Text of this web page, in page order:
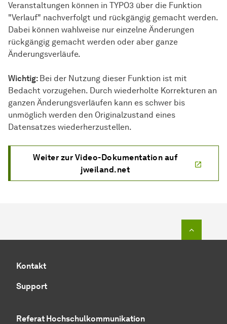
Veranstaltungen können in TYPO3 über die Funktion
"Verlauf" nachverfolgt und rückgängig gemacht werden.
Dabei können wahlweise nur einzelne Änderungen
rückgängig gemacht werden oder aber ganze
Änderungsverläufe.
Wichtig: Bei der Nutzung dieser Funktion ist mit
Bedacht vorzugehen. Durch wiederholte Korrekturen an
ganzen Änderungsverläufen kann es schwer bis
unmöglich werden den Originalzustand eines
Datensatzes wiederherzustellen.
Weiter zur Video-Dokumentation auf
jweiland.net
Kontakt
Support
Referat Hochschulkommunikation